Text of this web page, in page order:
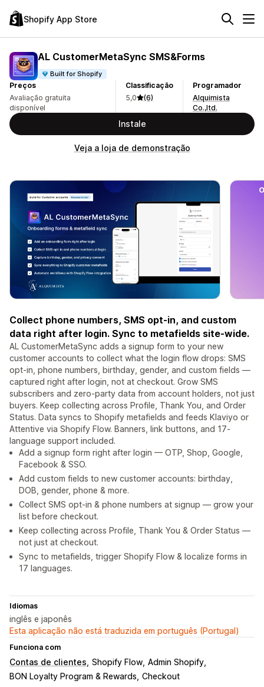
Shopify App Store
AL CustomerMetaSync SMS&Forms
Built for Shopify
Preços
Avaliação gratuita
disponível
Classificação
5,0
(6)
Programador
Alquimista
Co.,ltd.
Instale
Veja a loja de demonstração
Collect phone numbers, SMS opt-in, and custom
data right after login. Sync to metafields site-wide.
AL CustomerMetaSync adds a signup form to your new
customer accounts to collect what the login flow drops: SMS
opt-in, phone numbers, birthday, gender, and custom fields —
captured right after login, not at checkout. Grow SMS
subscribers and zero-party data from account holders, not just
buyers. Keep collecting across Profile, Thank You, and Order
Status. Data syncs to Shopify metafields and feeds Klaviyo or
Attentive via Shopify Flow. Banners, link buttons, and 17-
language support included.
Add a signup form right after login — OTP, Shop, Google,
Facebook & SSO.
Add custom fields to new customer accounts: birthday,
DOB, gender, phone & more.
Collect SMS opt-in & phone numbers at signup — grow your
list before checkout.
Keep collecting across Profile, Thank You & Order Status —
not just at checkout.
Sync to metafields, trigger Shopify Flow & localize forms in
17 languages.
Idiomas
inglês e japonês
Esta aplicação não está traduzida em português (Portugal)
Funciona com
Contas de clientes Shopify Flow Admin Shopify
BON Loyalty Program & Rewards Checkout